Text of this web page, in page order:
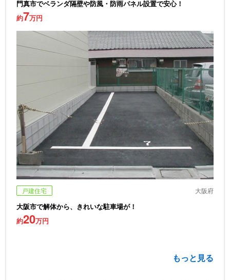
門真市でベランダ隔壁や防風・防雨パネル設置で安心！
約7万円
戸建住宅 大阪府
大阪市で解体から、きれいな駐車場が！
約20万円
もっと見る